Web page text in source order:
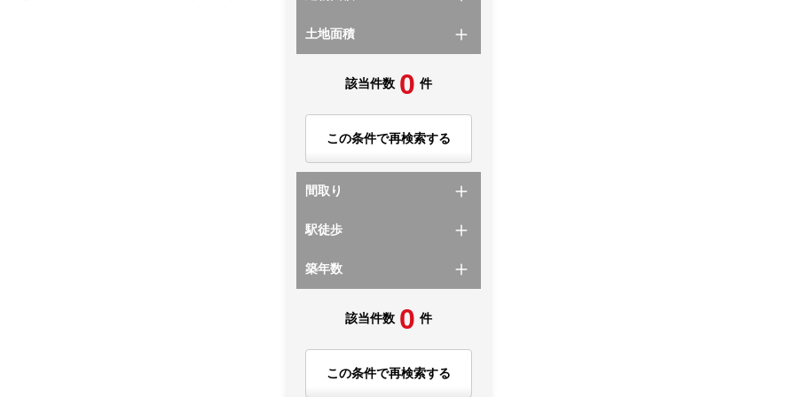
土地面積
該当件数 0 件
この条件で再検索する
間取り
駅徒歩
築年数
該当件数 0 件
この条件で再検索する